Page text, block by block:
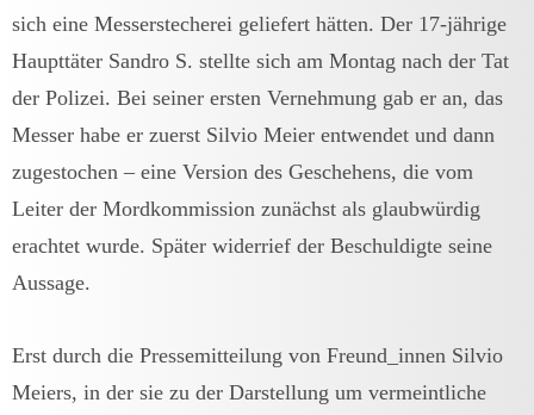
sich eine Messerstecherei geliefert hätten. Der 17-jährige
Haupttäter Sandro S. stellte sich am Montag nach der Tat
der Polizei. Bei seiner ersten Vernehmung gab er an, das
Messer habe er zuerst Silvio Meier entwendet und dann
zugestochen – eine Version des Geschehens, die vom
Leiter der Mordkommission zunächst als glaubwürdig
erachtet wurde. Später widerrief der Beschuldigte seine
Aussage.
Erst durch die Pressemitteilung von Freund_innen Silvio
Meiers, in der sie zu der Darstellung um vermeintliche